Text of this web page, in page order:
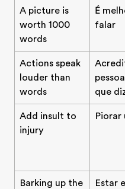
A picture is
worth 1000
words
É
falar
Actions speak
louder than
words
que
Add insult to
injury
Piorar
Barking up the
Estar